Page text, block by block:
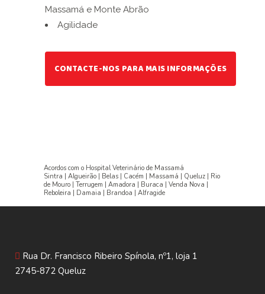
Massamá e Monte Abrão
Agilidade
CONTACTE-NOS PARA MAIS INFORMAÇÕES
Acordos com o Hospital Veterinário de Massamá
Sintra | Algueirão | Belas | Cacém | Massamá | Queluz | Rio
de Mouro | Terrugem | Amadora | Buraca | Venda Nova |
Reboleira | Damaia | Brandoa | Alfragide
Rua Dr. Francisco Ribeiro Spínola, nº1, loja 1
2745-872 Queluz